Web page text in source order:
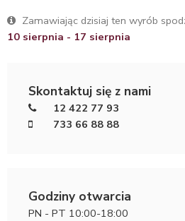
Zamawiając dzisiaj ten wyrób
10 sierpnia - 17 sierpnia
Skontaktuj się z nami
12 422 77 93
733 66 88 88
Godziny otwarcia
PN - PT 10:00-18:00